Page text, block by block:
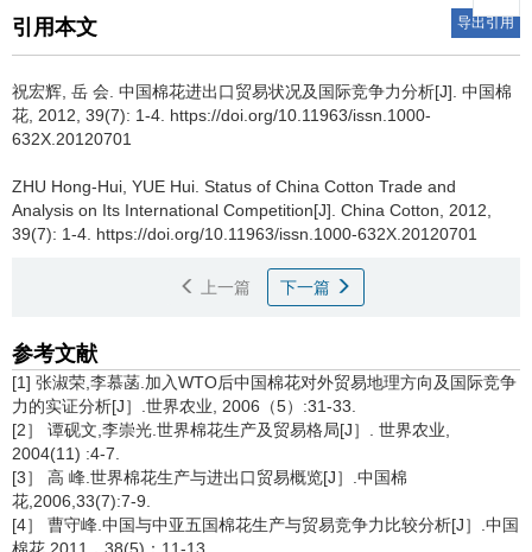
引用本文 导出引用
祝宏辉, 岳 会. 中国棉花进出口贸易状况及国际竞争力分析[J]. 中国棉
花, 2012, 39(7): 1-4. https://doi.org/10.11963/issn.1000-
632X.20120701
ZHU Hong-Hui, YUE Hui. Status of China Cotton Trade and
Analysis on Its International Competition[J]. China Cotton, 2012,
39(7): 1-4. https://doi.org/10.11963/issn.1000-632X.20120701
上一篇 下一篇
参考文献
[1] 张淑荣,李慕菡.加入WTO后中国棉花对外贸易地理方向及国际竞争
力的实证分析[J］.世界农业, 2006（5）:31-33.
[2］ 谭砚文,李崇光.世界棉花生产及贸易格局[J］. 世界农业,
2004(11) :4-7.
[3］ 高 峰.世界棉花生产与进出口贸易概览[J］.中国棉
花,2006,33(7):7-9.
[4］ 曹守峰.中国与中亚五国棉花生产与贸易竞争力比较分析[J］.中国